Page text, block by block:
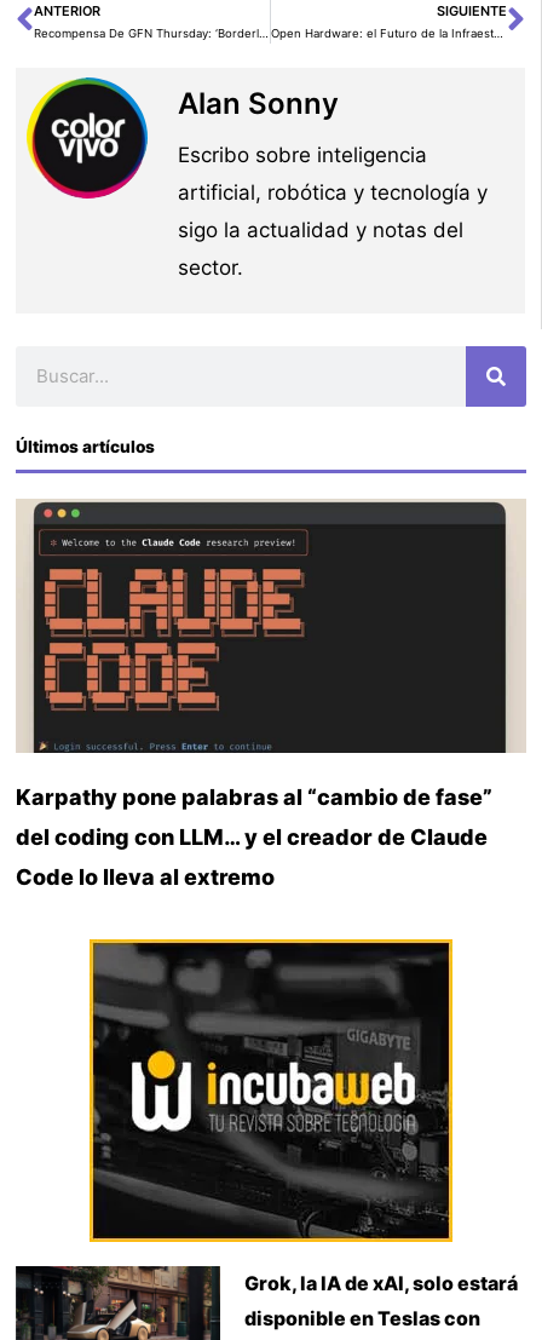
Ant
ANTERIOR SIGUIENTE
Alan Sonny
Escribo sobre inteligencia
artificial, robótica y tecnología y
sigo la actualidad y notas del
sector.
Últimos artículos
Karpathy pone palabras al “cambio de fase”
del coding con LLM… y el creador de Claude
Code lo lleva al extremo
Grok, la IA de xAI, solo estará
disponible en Teslas con